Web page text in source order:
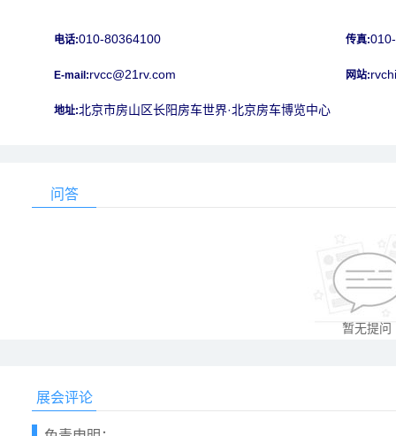
电话:010-80364100 传真:
E-mail:rvcc@21rv.com 网站:
地址:北京市房山区长阳房车世界·北京房车博览中心
问答
暂无提问
展会评论